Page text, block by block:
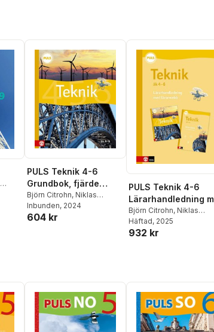
PULS Teknik 4-6
Grundbok, fjärde
upplagan
Björn Citrohn, Niklas
Salomonsson
Inbunden, 2024
604 kr
PULS Teknik 4-6
Lärarhandledning
lärarwebb, fjärde
upplagan
Björn Citrohn, Niklas
Salomonsson
Häftad, 2025
932 kr